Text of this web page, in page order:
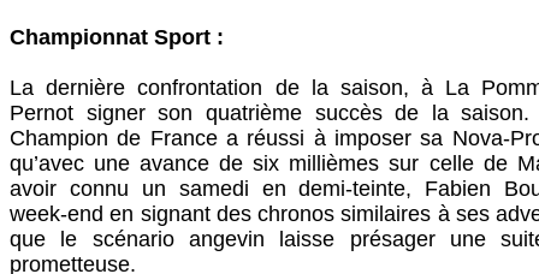
Championnat Sport :
La dernière confrontation de la saison, à La
Pernot signer son quatrième succès de la
Champion de France a réussi à imposer sa Nova-
qu’avec une avance de six millièmes sur celle de
avoir connu un samedi en demi-teinte, Fabien
week-end en signant des chronos similaires à ses
que le scénario angevin laisse présager une
prometteuse.